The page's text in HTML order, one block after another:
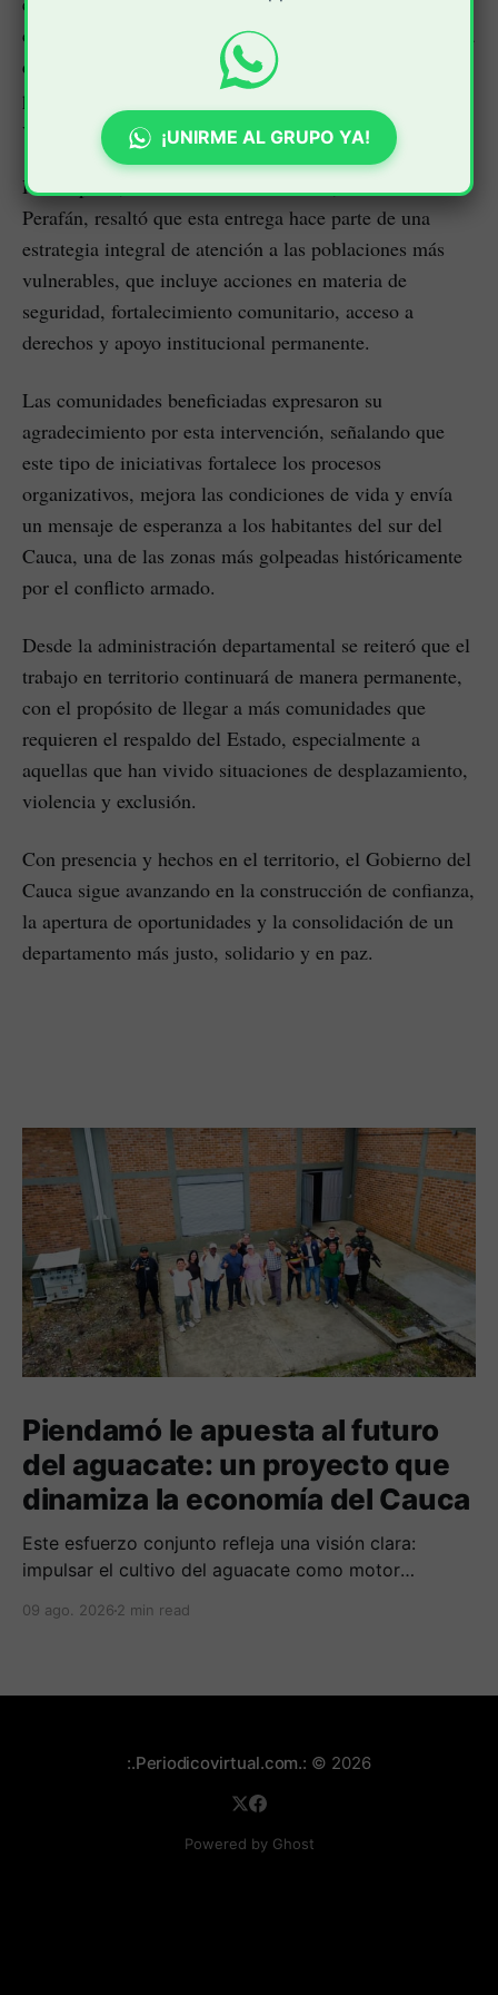
concretos, en inversiones reales y en oportunidades para
que nuestras comunidades recuperen la esperanza y
puedan construir un futuro distinto”, manifestaron
voceros del gobierno departamental.
Por su parte, la secretaria de Gobierno, Maribel
Perafán, resaltó que esta entrega hace parte de una
estrategia integral de atención a las poblaciones más
vulnerables, que incluye acciones en materia de
seguridad, fortalecimiento comunitario, acceso a
derechos y apoyo institucional permanente.
Las comunidades beneficiadas expresaron su
agradecimiento por esta intervención, señalando que
este tipo de iniciativas fortalece los procesos
organizativos, mejora las condiciones de vida y envía
un mensaje de esperanza a los habitantes del sur del
Cauca, una de las zonas más golpeadas históricamente
por el conflicto armado.
Desde la administración departamental se reiteró que el
trabajo en territorio continuará de manera permanente,
con el propósito de llegar a más comunidades que
requieren el respaldo del Estado, especialmente a
aquellas que han vivido situaciones de desplazamiento,
violencia y exclusión.
Con presencia y hechos en el territorio, el Gobierno del
Cauca sigue avanzando en la construcción de confianza,
la apertura de oportunidades y la consolidación de un
departamento más justo, solidario y en paz.
Piendamó le apuesta al futuro
del aguacate: un proyecto que
dinamiza la economía del Cauca
Este esfuerzo conjunto refleja una visión clara:
impulsar el cultivo del aguacate como motor
campesinas de la región.
09 ago. 2026 2 min read
¡UNIRME AL GRUPO YA!
:.Periodicovirtual.com.: © 2026
Powered by Ghost